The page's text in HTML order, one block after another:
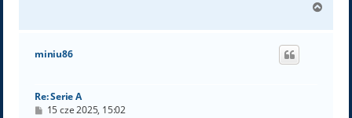
g
miniu86
Re: Serie A
P15 cze 2025, 15:02